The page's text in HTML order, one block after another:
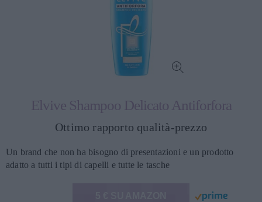
Elvive Shampoo Delicato Antiforfora
Ottimo rapporto qualità-prezzo
Un brand che non ha bisogno di presentazioni e un prodotto
adatto a tutti i tipi di capelli e tutte le tasche